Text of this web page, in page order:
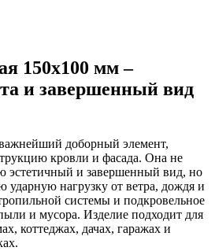
150х100 мм –
и завершенный вид
доборный элемент,
кровли и фасада. Она не
эстетичный и завершенный вид, но
ударную нагрузку от ветра, дождя и
системы и подкровельное
и мусора. Изделие подходит для
коттеджах, дачах, гаражах и